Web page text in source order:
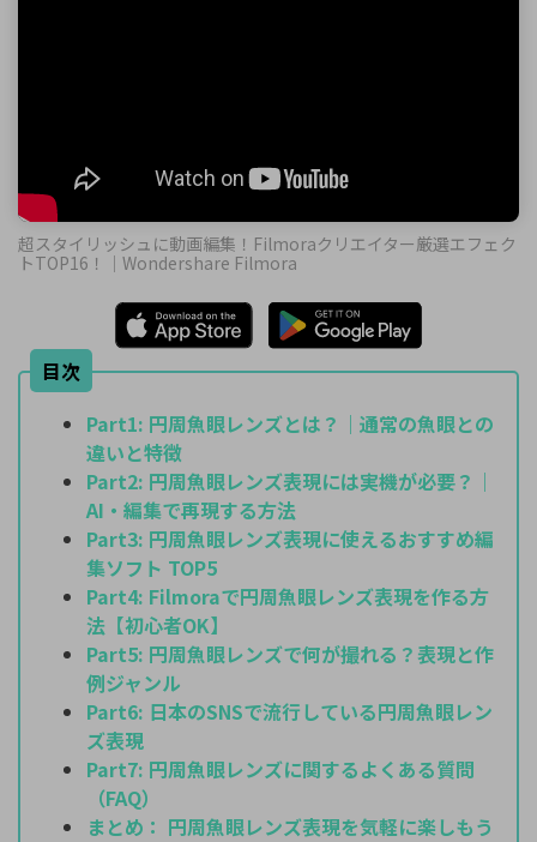
超スタイリッシュに動画編集！Filmoraクリエイター厳選エフェク
トTOP16！｜Wondershare Filmora
目次
Part1: 円周魚眼レンズとは？｜通常の魚眼との
違いと特徴
Part2: 円周魚眼レンズ表現には実機が必要？｜
AI・編集で再現する方法
Part3: 円周魚眼レンズ表現に使えるおすすめ編
集ソフト TOP5
Part4: Filmoraで円周魚眼レンズ表現を作る方
法【初心者OK】
Part5: 円周魚眼レンズで何が撮れる？表現と作
例ジャンル
Part6: 日本のSNSで流行している円周魚眼レン
ズ表現
Part7: 円周魚眼レンズに関するよくある質問
（FAQ）
まとめ： 円周魚眼レンズ表現を気軽に楽しもう